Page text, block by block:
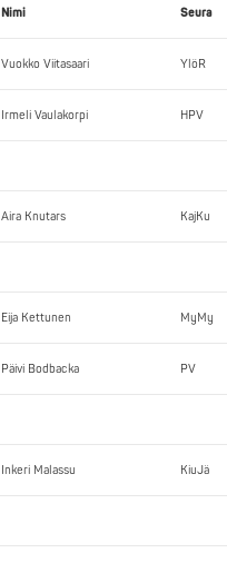
Nimi Seura
Vuokko Viitasaari YlöR
Irmeli Vaulakorpi HPV
Aira Knutars KajKu
Eija Kettunen MyMy
Päivi Bodbacka PV
Inkeri Malassu KiuJä